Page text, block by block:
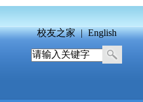
校友之家 | English